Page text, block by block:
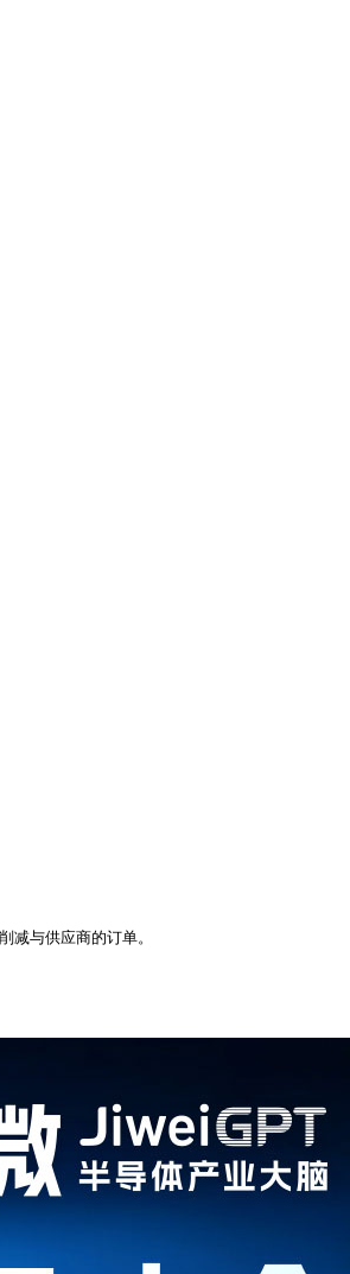
减与供应商的订单。